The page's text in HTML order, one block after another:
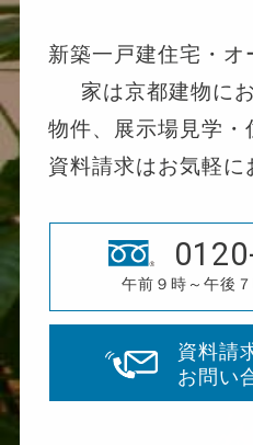
新築一戸建住宅・
家は京都建物に
物件、展示場見学・
資料請求はお気軽に
午前９時～午後７
資料請
お問い